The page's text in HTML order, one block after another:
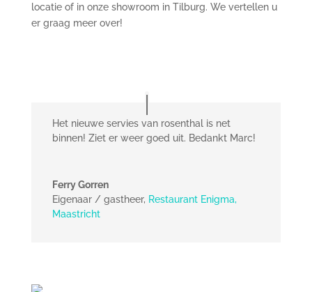
locatie of in onze showroom in Tilburg. We vertellen u
er graag meer over!
Het nieuwe servies van rosenthal is net
binnen! Ziet er weer goed uit. Bedankt Marc!
Ferry Gorren
Eigenaar / gastheer, Restaurant Enigma,
Maastricht